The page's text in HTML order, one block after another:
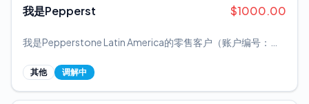
我是Pepperst $1000.00
我是Pepperstone Latin America的零售客户（账户编号：
已确认的内部错误：2026年5月25日，我在XRPUSD、
US500和XAUUSD上的止损和止盈订单被拒绝，并显示“内部
错误。请联系您的客户经理”的信息。由于Pepperstone自身
其他 调解中